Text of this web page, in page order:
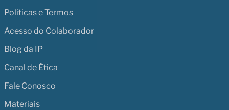
Políticas e Termos
Acesso do Colaborador
Blog da IP
Canal de Ética
Fale Conosco
Materiais